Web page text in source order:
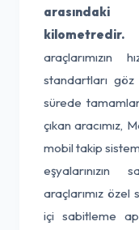
kilometredir.
araçlarımızın
standartları göz
sürede
çıkan aracımız,
mobil takip
eşyalarınızın
araçlarımız
içi sabitleme